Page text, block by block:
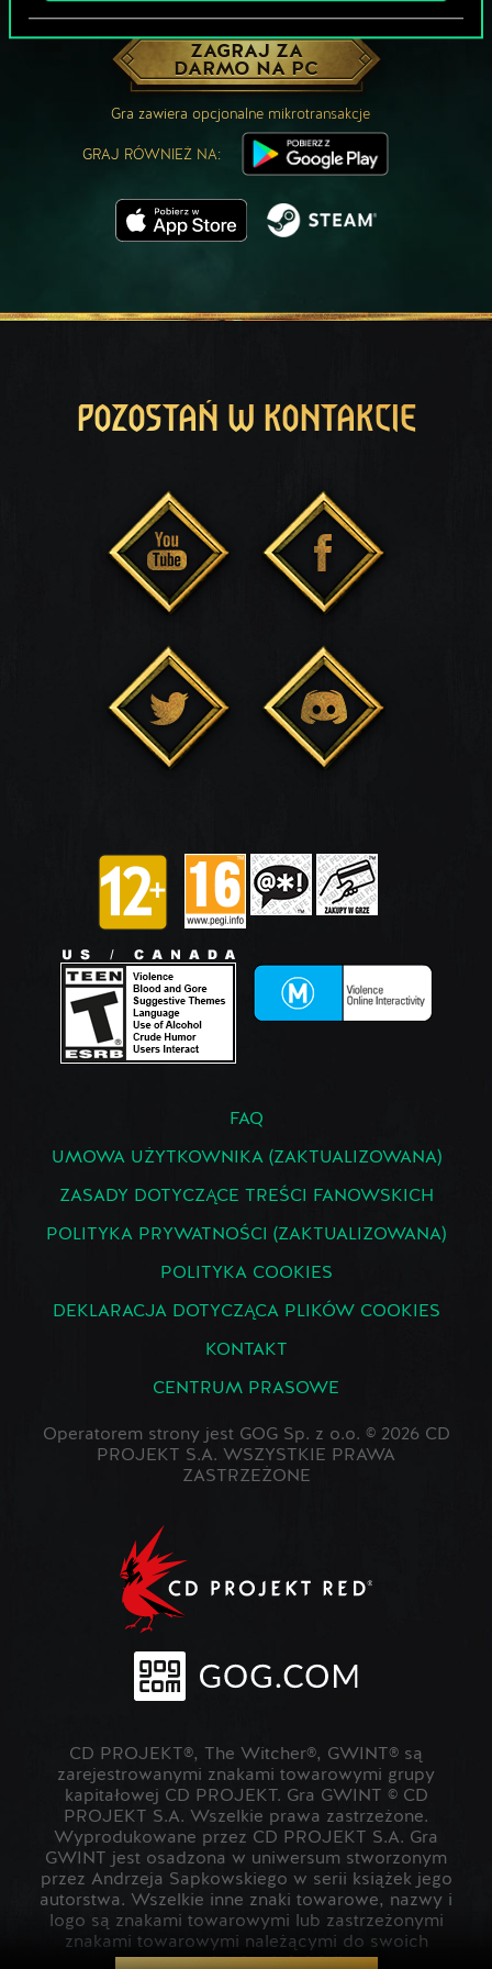
ZAGRAJ ZA
DARMO NA PC
Gra zawiera opcjonalne mikrotransakcje
GRAJ RÓWNIEŻ NA:
POZOSTAŃ W KONTAKCIE
FAQ
UMOWA UŻYTKOWNIKA (ZAKTUALIZOWANA)
ZASADY DOTYCZĄCE TREŚCI FANOWSKICH
POLITYKA PRYWATNOŚCI (ZAKTUALIZOWANA)
POLITYKA COOKIES
DEKLARACJA DOTYCZĄCA PLIKÓW COOKIES
KONTAKT
CENTRUM PRASOWE
Operatorem strony jest GOG Sp. z o.o. © 2026 CD
PROJEKT S.A. WSZYSTKIE PRAWA
ZASTRZEŻONE
CD PROJEKT®, The Witcher®, GWINT® są
zarejestrowanymi znakami towarowymi grupy
kapitałowej CD PROJEKT. Gra GWINT © CD
PROJEKT S.A. Wszelkie prawa zastrzeżone.
Wyprodukowane przez CD PROJEKT S.A. Gra
GWINT jest osadzona w uniwersum stworzonym
przez Andrzeja Sapkowskiego w serii książek jego
autorstwa. Wszelkie inne znaki towarowe, nazwy i
logo są znakami towarowymi lub zastrzeżonymi
znakami towarowymi należącymi do swoich
prawowitych właścicieli.